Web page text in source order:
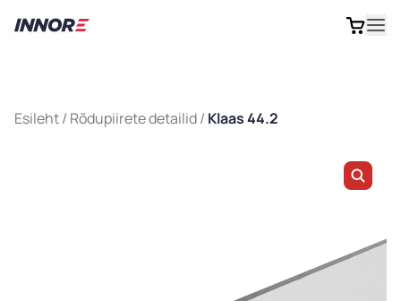
Esileht/ Rõdupiirete detailid/ Klaas 44.2